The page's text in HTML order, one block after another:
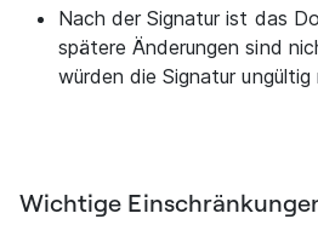
Nach der Signatur ist das
spätere Änderungen sind
würden die Signatur ungültig
Wichtige